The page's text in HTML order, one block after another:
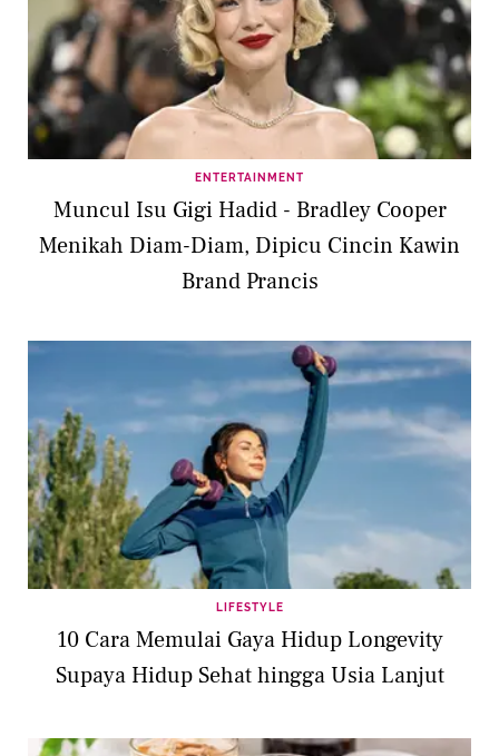
ENTERTAINMENT
Muncul Isu Gigi Hadid - Bradley Cooper
Menikah Diam-Diam, Dipicu Cincin Kawin
Brand Prancis
LIFESTYLE
10 Cara Memulai Gaya Hidup Longevity
Supaya Hidup Sehat hingga Usia Lanjut